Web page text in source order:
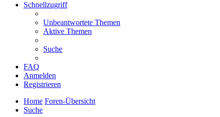
Schnellzugriff
Unbeantwortete Themen
Aktive Themen
Suche
FAQ
Anmelden
Registrieren
Home Foren-Übersicht
Suche